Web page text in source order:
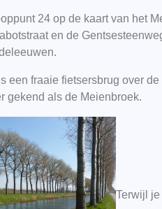
24 op de kaart van het
en de
een fraaie fietsersbrug over
gekend als de Meienbroek.
Terwijl